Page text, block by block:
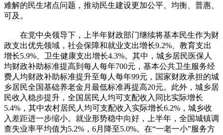
难解的民生堵点问题，推动民生建设更加公平、均衡、普惠、
可及。
在党中央领导下，上半年财政部门继续将基本民生作为财
政支出优先领域，社会保障和就业支出增长9.2%、教育支出
增长5.9%、卫生健康支出增长4.3%。其中，城乡居民医保人
均财政补助标准提高到每人每年700元，基本公共卫生服务经
费人均财政补助标准提升至每人每年99元，国家财政承担的城
乡居民全国基础养老金月最低标准再提高20元。此外，城乡居
民收入稳步提升，全国居民人均可支配收入同比实际增长
5.4%，其中农村居民人均可支配收入实际增长6.2%，城乡收
入差距进一步缩小。就业形势稳中向好，上半年，全国城镇调
查失业率平均值为5.2%，6月降至5.0%。在“一老一小”服务方